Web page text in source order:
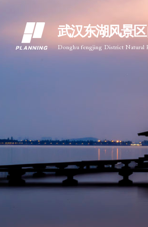
武汉东湖风景
Donghu fengjing District Natural